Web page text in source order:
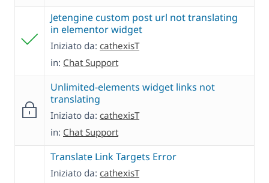
Jetengine custom post url not translating
in elementor widget
Iniziato da: cathexisT
in: Chat Support
Unlimited-elements widget links not
translating
Iniziato da: cathexisT
in: Chat Support
Translate Link Targets Error
Iniziato da: cathexisT